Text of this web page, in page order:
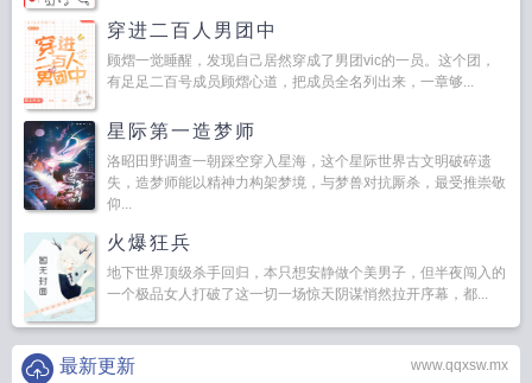
穿进二百人男团中
顾熠一觉睡醒，发现自己居然穿成了男团vic的一员。这个团，
有足足二百号成员顾熠心道，把成员全名列出来，一章够...
星际第一造梦师
洛昭田野调查一朝踩空穿入星海，这个星际世界古文明破碎遗
失，造梦师能以精神力构架梦境，与梦兽对抗厮杀，最受推崇敬
仰...
火爆狂兵
地下世界顶级杀手回归，本只想安静做个美男子，但半夜闯入的
一个极品女人打破了这一切一场惊天阴谋悄然拉开序幕，都...
www.qqxsw.mx
最新更新